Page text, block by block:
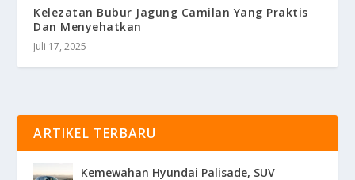
Kelezatan Bubur Jagung Camilan Yang Praktis
Dan Menyehatkan
Juli 17, 2025
ARTIKEL TERBARU
Kemewahan Hyundai Palisade, SUV